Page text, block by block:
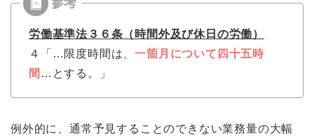
労働基準法３６条（時間外及び休日の労働）
４「…限度時間は、一箇月について四十五時
間 …とする。」
例外的に、通常予見することのできない業務量の大幅